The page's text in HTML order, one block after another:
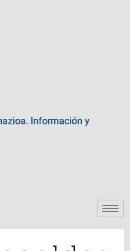
Información y